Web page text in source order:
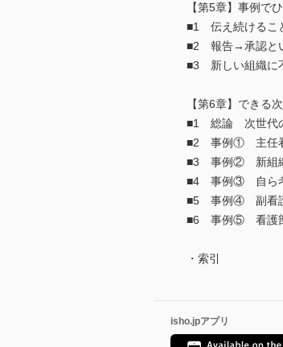
【第5章】事例で
■1 伝え続けるこ
■2 報告→承認と
■3 新しい組織に
【第6章】できる
■1 総論 次世代の
■2 事例① 主任看
■3 事例② 新組織
■4 事例③ 自ら考
■5 事例④ 副看護
■6 事例⑤ 看護部
・索引
isho.jpアプリ